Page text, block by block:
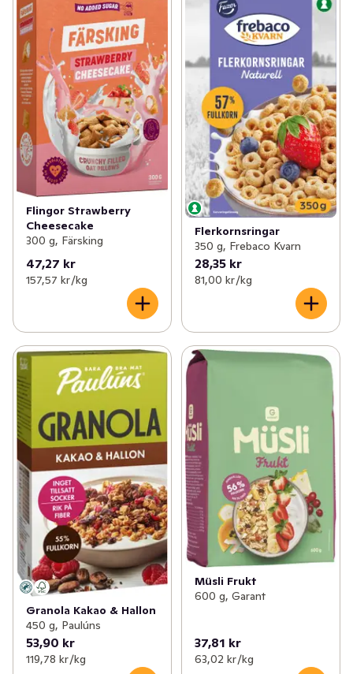
Flingor Strawberry
Cheesecake
300 g, Färsking
47,27 kr
157,57 kr /kg
Flerkornsringar
350 g, Frebaco Kvarn
28,35 kr
81,00 kr /kg
Granola Kakao & Hallon
450 g, Paulúns
53,90 kr
119,78 kr /kg
Müsli Frukt
600 g, Garant
37,81 kr
63,02 kr /kg